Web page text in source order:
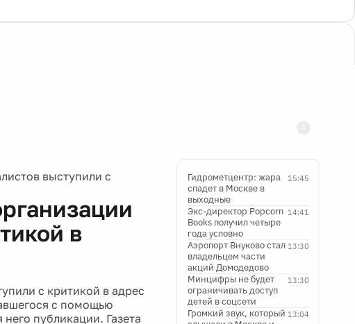
выступили с
в
с критикой в адрес
с помощью
публикации. Газета
15:45
Гидрометцентр: жара
спадет в Москве в
выходные
14:41
Экс-директор Popcorn
Books получил четыре
года условно
13:30
Аэропорт Внуково стал
владельцем части
акций Домодедово
13:30
Минцифры не будет
ограничивать доступ
детей в соцсети
13:04
Громкий звук, который